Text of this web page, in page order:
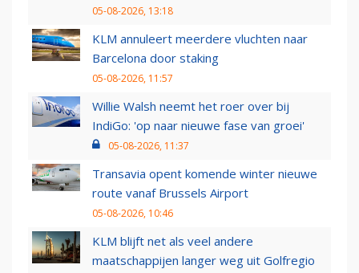
05-08-2026, 13:18
KLM annuleert meerdere vluchten naar
Barcelona door staking
05-08-2026, 11:57
Willie Walsh neemt het roer over bij
IndiGo: 'op naar nieuwe fase van groei'
05-08-2026, 11:37
Transavia opent komende winter nieuwe
route vanaf Brussels Airport
05-08-2026, 10:46
KLM blijft net als veel andere
maatschappijen langer weg uit Golfregio